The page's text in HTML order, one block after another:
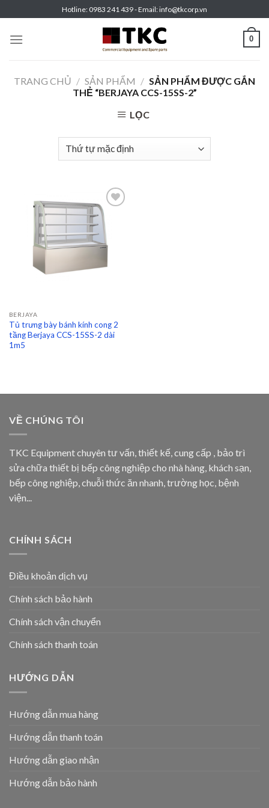
to
content
Hotline: 0983 241 439 - Email: info@tkcorp.vn
0
TRANG CHỦ / SẢN PHẨM / SẢN PHẨM ĐƯỢC GẮN
THẺ “BERJAYA CCS-15SS-2”
LỌC
wishlist
BERJAYA
Tủ trưng bày bánh kính cong 2
tầng Berjaya CCS-15SS-2 dài
1m5
VỀ CHÚNG TÔI
TKC Equipment chuyên tư vấn, thiết kế, cung cấp , bảo trì
sửa chữa thiết bị bếp công nghiệp cho nhà hàng, khách sạn,
bếp công nghiệp, chuỗi thức ăn nhanh, trường học, bệnh
viện...
CHÍNH SÁCH
Điều khoản dịch vụ
Chính sách bảo hành
Chính sách vận chuyển
Chính sách thanh toán
HƯỚNG DẪN
Hướng dẫn mua hàng
Hướng dẫn thanh toán
Hướng dẫn giao nhận
Hướng dẫn bảo hành